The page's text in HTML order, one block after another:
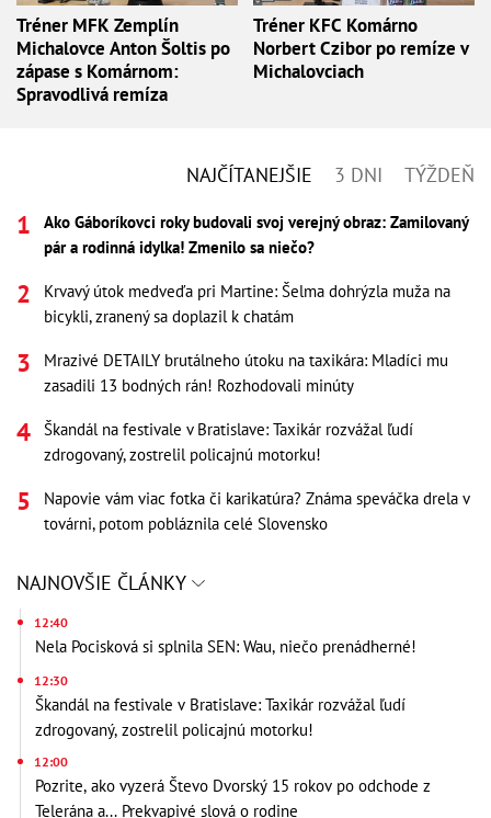
Tréner MFK Zemplín
Michalovce Anton Šoltis po
zápase s Komárnom:
Spravodlivá remíza
Tréner KFC Komárno
Norbert Czibor po remíze v
Michalovciach
NAJČÍTANEJŠIE 3 DNI TÝŽDEŇ
Ako Gáboríkovci roky budovali svoj verejný obraz: Zamilovaný
pár a rodinná idylka! Zmenilo sa niečo?
Krvavý útok medveďa pri Martine: Šelma dohrýzla muža na
bicykli, zranený sa doplazil k chatám
Mrazivé DETAILY brutálneho útoku na taxikára: Mladíci mu
zasadili 13 bodných rán! Rozhodovali minúty
Škandál na festivale v Bratislave: Taxikár rozvážal ľudí
zdrogovaný, zostrelil policajnú motorku!
Napovie vám viac fotka či karikatúra? Známa speváčka drela v
továrni, potom pobláznila celé Slovensko
NAJNOVŠIE ČLÁNKY
12:40
Nela Pocisková si splnila SEN: Wau, niečo prenádherné!
12:30
Škandál na festivale v Bratislave: Taxikár rozvážal ľudí
zdrogovaný, zostrelil policajnú motorku!
12:00
Pozrite, ako vyzerá Števo Dvorský 15 rokov po odchode z
Telerána a... Prekvapivé slová o rodine